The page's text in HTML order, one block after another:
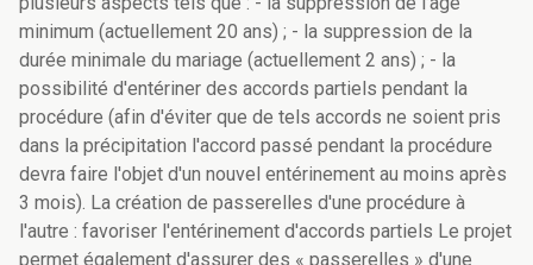
minimum (actuellement 20 ans) ; - la suppression de la
durée minimale du mariage (actuellement 2 ans) ; - la
possibilité d'entériner des accords partiels pendant la
procédure (afin d'éviter que de tels accords ne soient pris
dans la précipitation l'accord passé pendant la procédure
devra faire l'objet d'un nouvel entérinement au moins après
3 mois). La création de passerelles d'une procédure à
l'autre : favoriser l'entérinement d'accords partiels Le projet
permet également d'assurer des « passerelles » d'une